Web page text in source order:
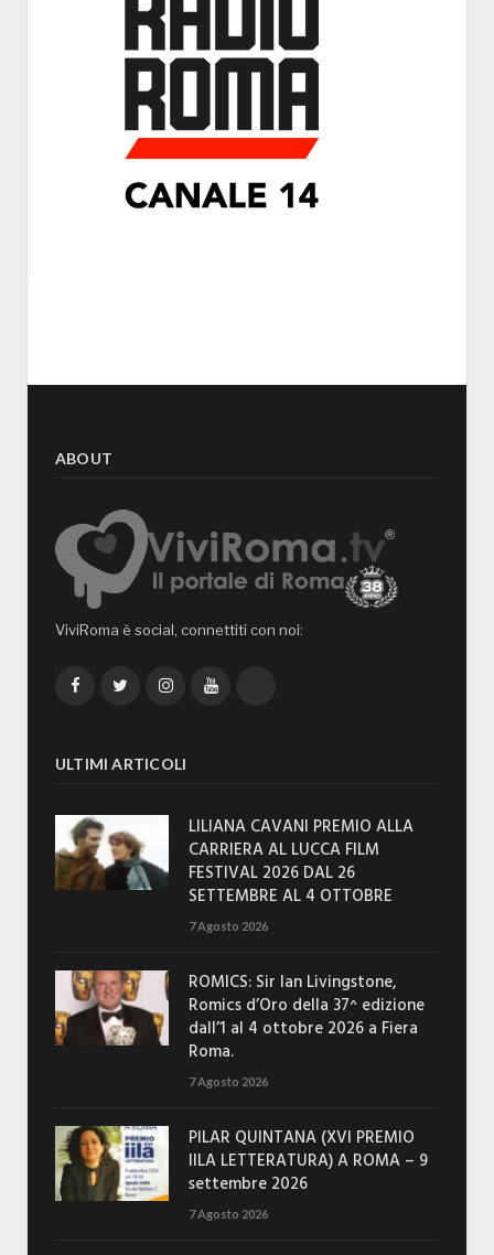
ABOUT
ViviRoma è social, connettiti con noi:
FacebookTwitterInstagramYouTube
ULTIMI ARTICOLI
LILIANA CAVANI PREMIO ALLA
CARRIERA AL LUCCA FILM
FESTIVAL 2026 DAL 26
SETTEMBRE AL 4 OTTOBRE
7 Agosto 2026
ROMICS: Sir Ian Livingstone,
Romics d’Oro della 37^ edizione
dall’1 al 4 ottobre 2026 a Fiera
Roma.
7 Agosto 2026
PILAR QUINTANA (XVI PREMIO
IILA LETTERATURA) A ROMA – 9
settembre 2026
7 Agosto 2026